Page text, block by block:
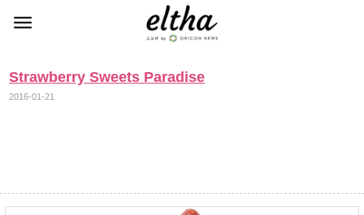
Strawberry Sweets Paradise
2016-01-21